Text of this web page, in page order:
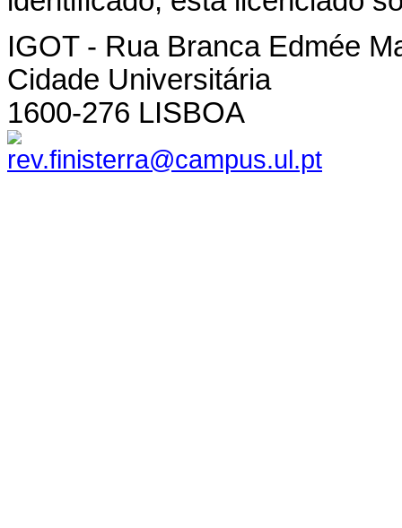
IGOT - Rua Branca Edmée
Cidade Universitária
1600-276 LISBOA
rev.finisterra@campus.ul.pt